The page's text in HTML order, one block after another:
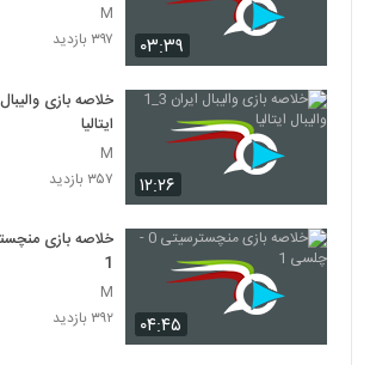
۰۳:۳۹
M
۳۹۷ بازدید
۱۲:۲۶
ایتالیا
M
۳۵۷ بازدید
۰۴:۴۵
1
M
۳۹۲ بازدید